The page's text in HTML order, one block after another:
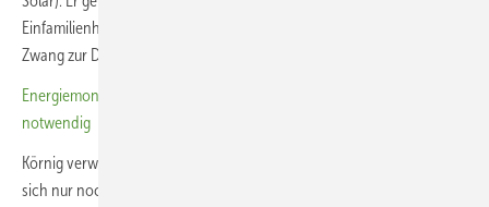
Einfamilienhausdächern weitgehend zum Erliegen kommt, wenn der
Zwang zur Direktvermarktung kommen sollte.
Energiemonitoring zeigt: Starker Ausbau der Erneuerbaren weiterhin
notwendig
Körnig verweist auf eine Umfrage von Yougov. Demzufolge würden
sich nur noch 40 Prozent derjenigen Immobilienbesitzer, die